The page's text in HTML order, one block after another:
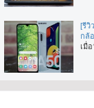
[รีวิ
กล้
เมื่